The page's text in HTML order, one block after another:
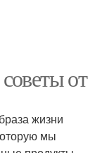
от
жизни
мы